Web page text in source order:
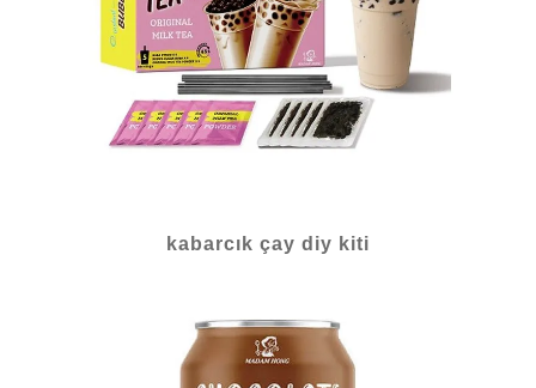
kabarcık çay diy kiti